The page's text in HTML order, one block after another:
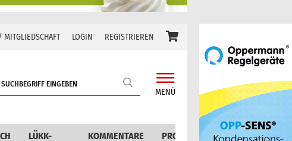
LOGIN REGISTRIEREN
MENÜ
LÜKK-
KOMMENTARE PRODUKTE